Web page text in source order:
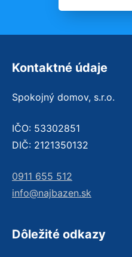
Kontaktné údaje
Spokojný domov, s.r.o.
IČO: 53302851
DIČ: 2121350132
0911 655 512
info@najbazen.sk
Dôležité odkazy